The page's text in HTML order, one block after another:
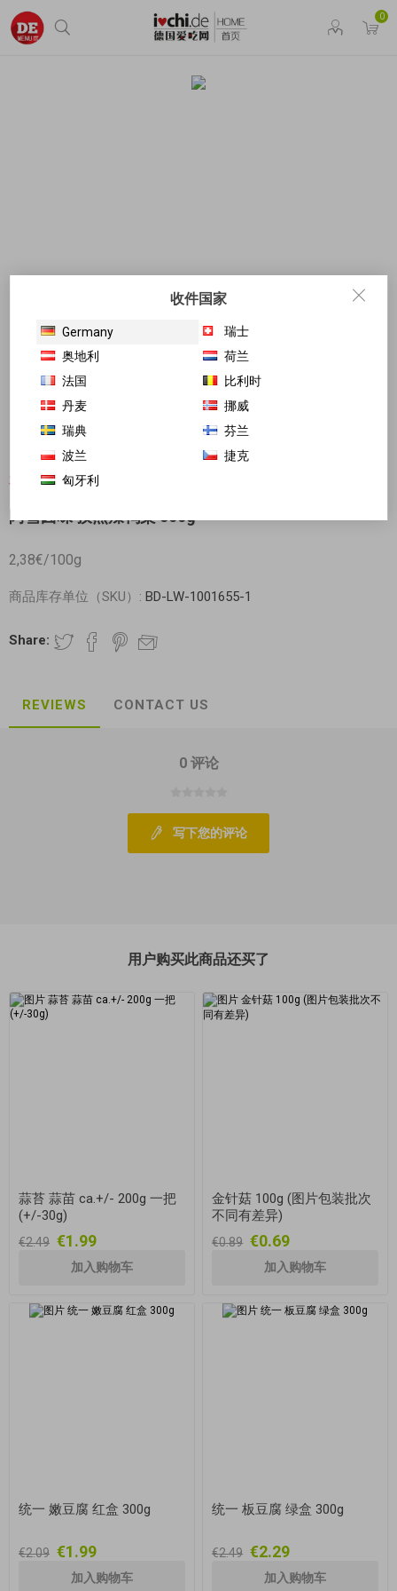
0
对不起-这个产品已经不再提供
阿雪卤味 孜然辣鸭架 500g
2,38€/100g
商品库存单位（SKU）: BD-LW-1001655-1
Share:
REVIEWS CONTACT US
0 评论
写下您的评论
用户购买此商品还买了
蒜苔 蒜苗 ca.+/- 200g 一把
(+/-30g)
€2.49 €1.99
金针菇 100g (图片包装批次
不同有差异)
€0.89 €0.69
统一 嫩豆腐 红盒 300g
€2.09 €1.99
统一 板豆腐 绿盒 300g
€2.49 €2.29
收件国家
Germany
瑞士
奥地利
荷兰
法国
比利时
丹麦
挪威
瑞典
芬兰
波兰
捷克
匈牙利